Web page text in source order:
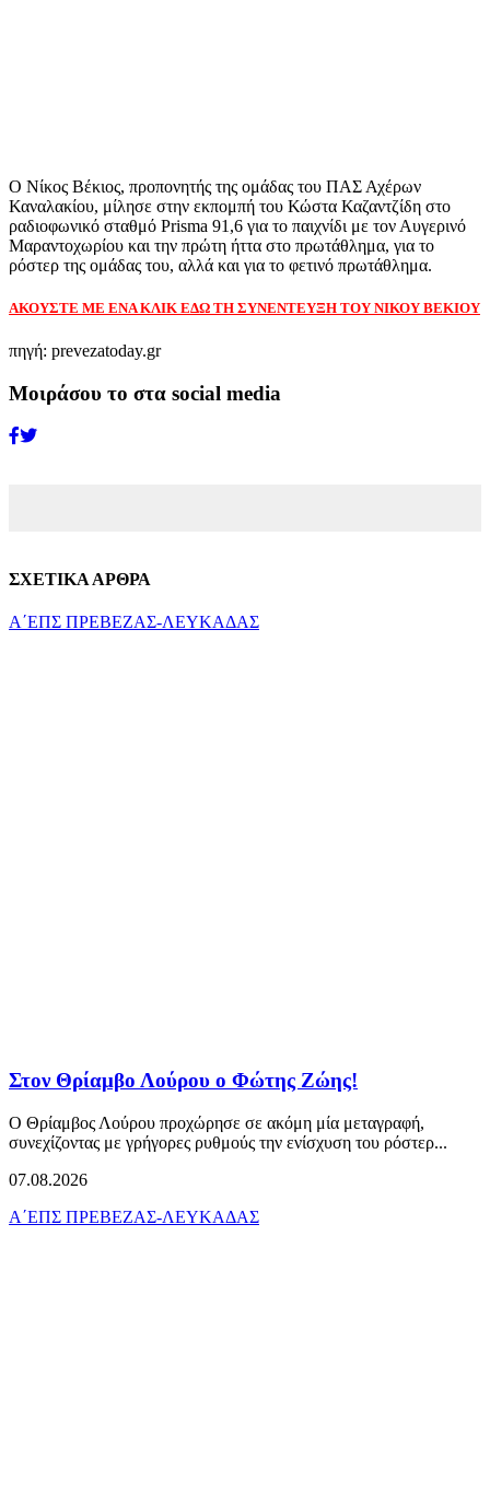
Ο Νίκος Βέκιος, προπονητής της ομάδας του ΠΑΣ Αχέρων
Καναλακίου, μίλησε στην εκπομπή του Κώστα Καζαντζίδη στο
ραδιοφωνικό σταθμό Prisma 91,6 για το παιχνίδι με τον Αυγερινό
Μαραντοχωρίου και την πρώτη ήττα στο πρωτάθλημα, για το
ρόστερ της ομάδας του, αλλά και για το φετινό πρωτάθλημα.
ΑΚΟΥΣΤΕ ΜΕ ΕΝΑ ΚΛΙΚ ΕΔΩ ΤΗ ΣΥΝΕΝΤΕΥΞΗ ΤΟΥ ΝΙΚΟΥ ΒΕΚΙΟΥ
πηγή: prevezatoday.gr
Μοιράσου το στα social media
ΣΧΕΤΙΚΑ ΑΡΘΡΑ
Α΄ΕΠΣ ΠΡΕΒΕΖΑΣ-ΛΕΥΚΑΔΑΣ
Στον Θρίαμβο Λούρου ο Φώτης Ζώης!
Ο Θρίαμβος Λούρου προχώρησε σε ακόμη μία μεταγραφή,
συνεχίζοντας με γρήγορες ρυθμούς την ενίσχυση του ρόστερ...
07.08.2026
Α΄ΕΠΣ ΠΡΕΒΕΖΑΣ-ΛΕΥΚΑΔΑΣ